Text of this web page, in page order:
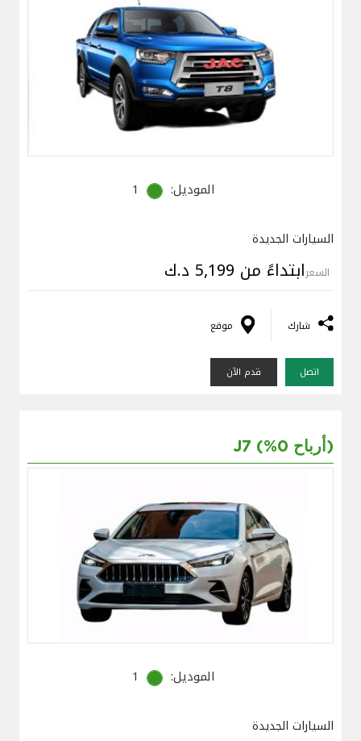
الموديل: 1
السيارات الجديدة
السعرابتداءً من 5,199 د.ك
شارك موقع
اتصل قدم الآن
J7 (%0 أرباح)
الموديل: 1
السيارات الجديدة